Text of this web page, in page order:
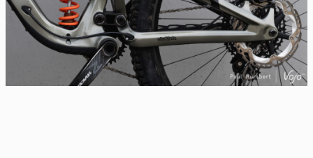
Panneau de gestion des
cookies